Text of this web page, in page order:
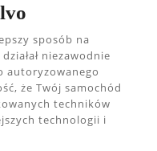
sposób na
niezawodnie
autoryzowanego
że Twój samochód
techników
technologii i